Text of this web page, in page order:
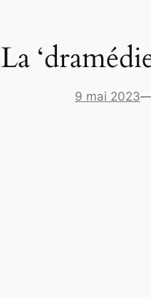
La
9 mai 2023